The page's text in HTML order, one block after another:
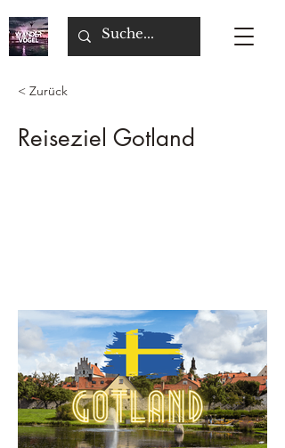
< Zurück
Reiseziel Gotland